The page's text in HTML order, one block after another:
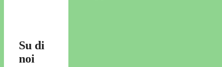
Su di
noi